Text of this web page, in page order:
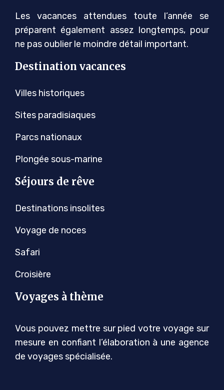
Les vacances attendues toute l’année se
préparent également assez longtemps, pour
ne pas oublier le moindre détail important.
Destination vacances
Villes historiques
Sites paradisiaques
Parcs nationaux
Plongée sous-marine
Séjours de rêve
Destinations insolites
Voyage de noces
Safari
Croisière
Voyages à thème
Vous pouvez mettre sur pied votre voyage sur
mesure en confiant l’élaboration à une agence
de voyages spécialisée.